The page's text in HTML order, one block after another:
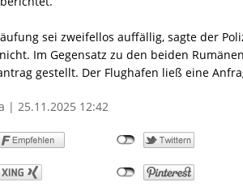
sei zweifellos auffällig, sagte der
Im Gegensatz zu den beiden
gestellt. Der Flughafen ließ eine
| 25.11.2025 12:42